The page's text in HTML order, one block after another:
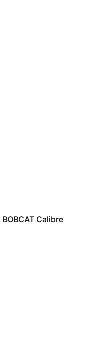
BOBCAT Calibre